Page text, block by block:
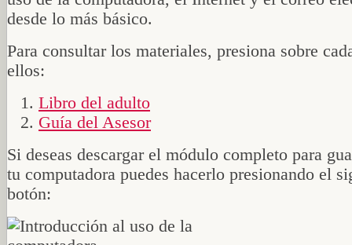
desde lo más básico.
Para consultar los materiales, presiona sobre
ellos:
Libro del adulto
Guía del Asesor
Si deseas descargar el módulo completo para
tu computadora puedes hacerlo presionando el
botón: